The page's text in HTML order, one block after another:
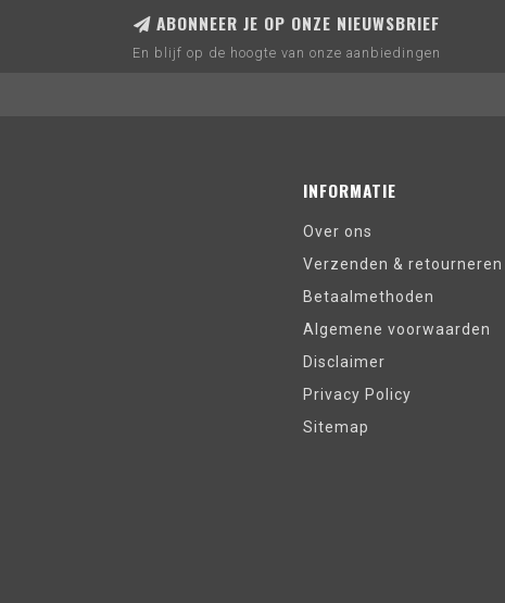
ABONNEER JE OP ONZE NIEUWSBRIEF
En blijf op de hoogte van onze aanbiedingen
INFORMATIE
Over ons
Verzenden & retourneren
Betaalmethoden
Algemene voorwaarden
Disclaimer
Privacy Policy
Sitemap